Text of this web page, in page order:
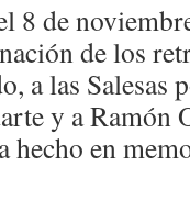
8 de
de los
a las Salesas
y a Ramón
hecho en